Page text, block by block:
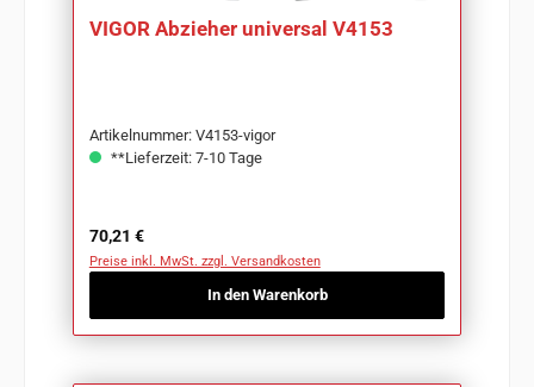
VIGOR Abzieher universal V4153
Artikelnummer: V4153-vigor
**Lieferzeit: 7-10 Tage
Regulärer Preis:
70,21 €
Preise inkl. MwSt. zzgl. Versandkosten
In den Warenkorb